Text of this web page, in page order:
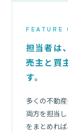
FEATURE
担当者は
売主と買
す。
多くの不動
両方を担当
をまとめれ